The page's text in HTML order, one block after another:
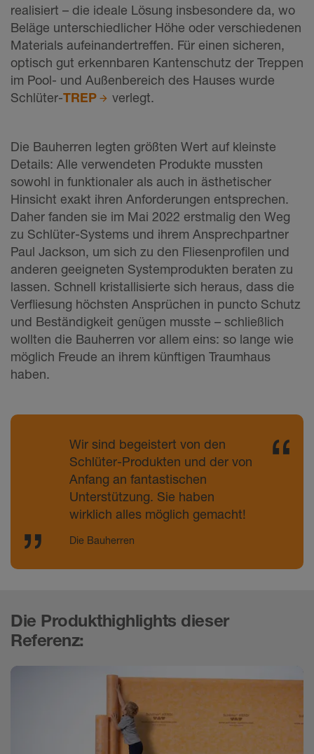
realisiert – die ideale Lösung insbesondere da, wo
Beläge unterschiedlicher Höhe oder verschiedenen
Materials aufeinandertreffen. Für einen sicheren,
optisch gut erkennbaren Kantenschutz der Treppen
im Pool- und Außenbereich des Hauses wurde
Schlüter-TREP verlegt.
Die Bauherren legten größten Wert auf kleinste
Details: Alle verwendeten Produkte mussten
sowohl in funktionaler als auch in ästhetischer
Hinsicht exakt ihren Anforderungen entsprechen.
Daher fanden sie im Mai 2022 erstmalig den Weg
zu Schlüter-Systems und ihrem Ansprechpartner
Paul Jackson, um sich zu den Fliesenprofilen und
anderen geeigneten Systemprodukten beraten zu
lassen. Schnell kristallisierte sich heraus, dass die
Verfliesung höchsten Ansprüchen in puncto Schutz
und Beständigkeit genügen musste – schließlich
wollten die Bauherren vor allem eins: so lange wie
möglich Freude an ihrem künftigen Traumhaus
haben.
Wir sind begeistert von den
Schlüter-Produkten und der von
Anfang an fantastischen
Unterstützung. Sie haben
wirklich alles möglich gemacht!
Die Bauherren
Die Produkthighlights dieser
Referenz: